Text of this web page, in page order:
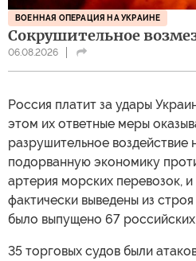
ВОЕННАЯ ОПЕРАЦИЯ НА УКРАИНЕ
Сокрушительное
06.08.2026
Россия платит за удары
этом их ответные меры
разрушительное воздействие
подорванную экономику
артерия морских перевозок,
фактически выведены из
было выпущено 67 российских
35 торговых судов были